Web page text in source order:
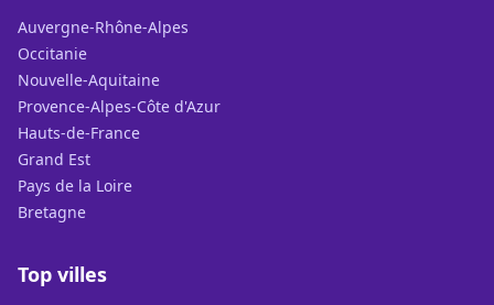
Auvergne-Rhône-Alpes
Occitanie
Nouvelle-Aquitaine
Provence-Alpes-Côte d'Azur
Hauts-de-France
Grand Est
Pays de la Loire
Bretagne
Top villes